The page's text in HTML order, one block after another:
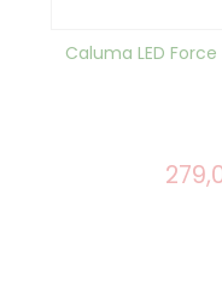
Caluma LED